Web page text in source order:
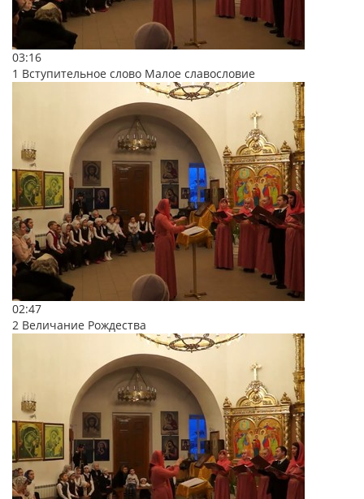
03:16
1 Вступительное слово Малое славословие
02:47
2 Величание Рождества